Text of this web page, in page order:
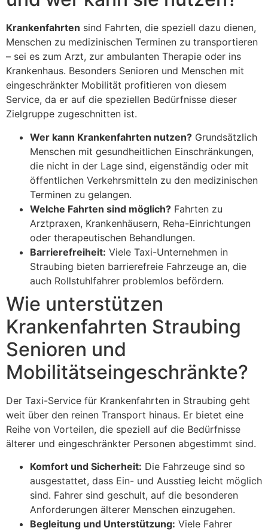
Krankenfahrten sind Fahrten, die speziell dazu dienen,
Menschen zu medizinischen Terminen zu transportieren
– sei es zum Arzt, zur ambulanten Therapie oder ins
Krankenhaus. Besonders Senioren und Menschen mit
eingeschränkter Mobilität profitieren von diesem
Service, da er auf die speziellen Bedürfnisse dieser
Zielgruppe zugeschnitten ist.
Wer kann Krankenfahrten nutzen? Grundsätzlich
Menschen mit gesundheitlichen Einschränkungen,
die nicht in der Lage sind, eigenständig oder mit
öffentlichen Verkehrsmitteln zu den medizinischen
Terminen zu gelangen.
Welche Fahrten sind möglich? Fahrten zu
Arztpraxen, Krankenhäusern, Reha-Einrichtungen
oder therapeutischen Behandlungen.
Barrierefreiheit: Viele Taxi-Unternehmen in
Straubing bieten barrierefreie Fahrzeuge an, die
auch Rollstuhlfahrer problemlos befördern.
Wie unterstützen
Krankenfahrten Straubing
Senioren und
Mobilitätseingeschränkte?
Der Taxi-Service für Krankenfahrten in Straubing geht
weit über den reinen Transport hinaus. Er bietet eine
Reihe von Vorteilen, die speziell auf die Bedürfnisse
älterer und eingeschränkter Personen abgestimmt sind.
Komfort und Sicherheit: Die Fahrzeuge sind so
ausgestattet, dass Ein- und Ausstieg leicht möglich
sind. Fahrer sind geschult, auf die besonderen
Anforderungen älterer Menschen einzugehen.
Begleitung und Unterstützung: Viele Fahrer